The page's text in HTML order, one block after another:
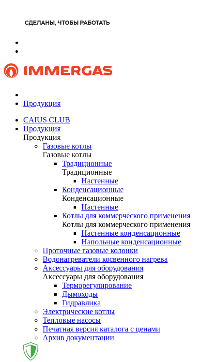
Продукция
CAIUS CLUB
Продукция
Продукция
Газовые котлы
Газовые котлы
Традиционные
Традиционные
Настенные
Конденсационные
Конденсационные
Настенные
Котлы для коммерческого применения
Котлы для коммерческого применения
Настенные конденсационные
Напольные конденсационные
Проточные газовые колонки
Водонагреватели косвенного нагрева
Аксессуары для оборудования
Аксессуары для оборудования
Терморегулирование
Дымоходы
Гидравлика
Электрические котлы
Тепловые насосы
Печатная версия каталога с ценами
Архив документации